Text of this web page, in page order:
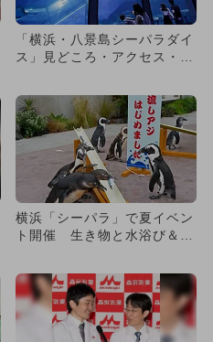
「横浜・八景島シーパラダイ
ス」見どころ・アクセス・遊
横浜「シーパラ」で夏イベン
ト開催 生き物と水浴び＆ふ